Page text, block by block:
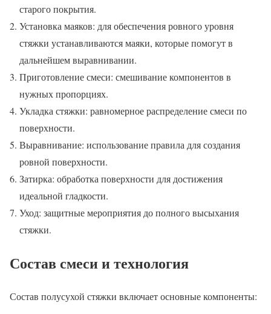
старого покрытия.
Установка маяков: для обеспечения ровного уровня
стяжки устанавливаются маяки, которые помогут в
дальнейшем выравнивании.
Приготовление смеси: смешивание компонентов в
нужных пропорциях.
Укладка стяжки: равномерное распределение смеси по
поверхности.
Выравнивание: использование правила для создания
ровной поверхности.
Затирка: обработка поверхности для достижения
идеальной гладкости.
Уход: защитные мероприятия до полного высыхания
стяжки.
Состав смеси и технология
Состав полусухой стяжки включает основные компоненты: